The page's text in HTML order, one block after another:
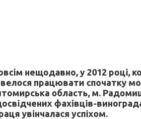
нещодавно, у 2012 році,
працювати спочатку
область, м.
фахівців-
увінчалася успіхом.